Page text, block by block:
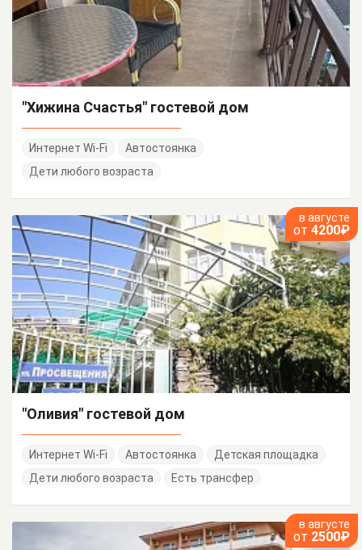
"Хижина Счастья" гостевой дом
Интернет Wi-Fi
Автостоянка
Дети любого возраста
в августе
от 4200₽
"Оливия" гостевой дом
Интернет Wi-Fi Автостоянка
Детская площадка
Дети любого возраста
Есть трансфер
в августе
от 2500₽